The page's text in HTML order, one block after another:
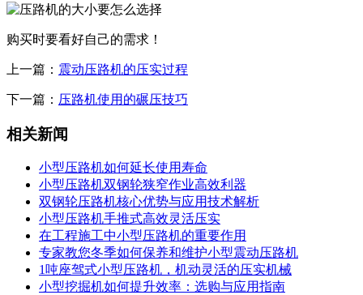
购买时要看好自己的需求！
上一篇： 震动压路机的压实过程
下一篇： 压路机使用的碾压技巧
相关新闻
小型压路机如何延长使用寿命
小型压路机双钢轮狭窄作业高效利器
双钢轮压路机核心优势与应用技术解析
小型压路机手推式高效灵活压实
在工程施工中小型压路机的重要作用
专家教您冬季如何保养和维护小型震动压路机
1吨座驾式小型压路机，机动灵活的压实机械
小型挖掘机如何提升效率：选购与应用指南